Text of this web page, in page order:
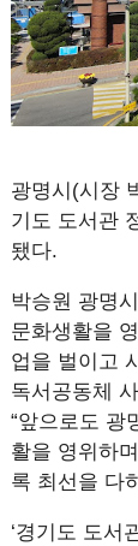
광명시(시장
기도 도서관
됐다.
박승원 광명
문화생활을
업을 벌이고
독서공동체
“앞으로도 광
활을 영위하
록 최선을 다
‘경기도 도서